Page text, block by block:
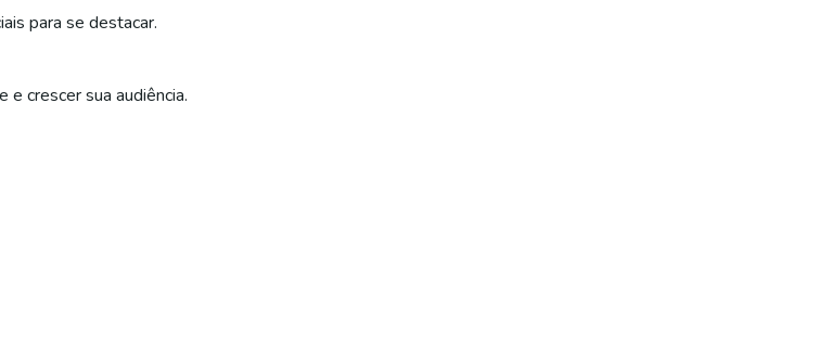
para se destacar.
e crescer sua audiência.